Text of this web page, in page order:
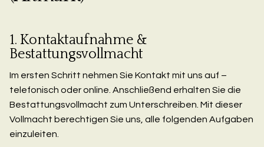
1. Kontaktaufnahme &
Bestattungsvollmacht
Im ersten Schritt nehmen Sie Kontakt mit uns auf –
telefonisch oder online. Anschließend erhalten Sie die
Bestattungsvollmacht zum Unterschreiben. Mit dieser
Vollmacht berechtigen Sie uns, alle folgenden Aufgaben
einzuleiten.